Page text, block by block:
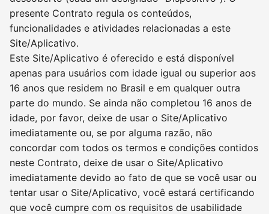
presente Contrato regula os conteúdos,
funcionalidades e atividades relacionadas a este
Site/Aplicativo.
Este Site/Aplicativo é oferecido e está disponível
apenas para usuários com idade igual ou superior aos
16 anos que residem no Brasil e em qualquer outra
parte do mundo. Se ainda não completou 16 anos de
idade, por favor, deixe de usar o Site/Aplicativo
imediatamente ou, se por alguma razão, não
concordar com todos os termos e condições contidos
neste Contrato, deixe de usar o Site/Aplicativo
imediatamente devido ao fato de que se você usar ou
tentar usar o Site/Aplicativo, você estará certificando
que você cumpre com os requisitos de usabilidade